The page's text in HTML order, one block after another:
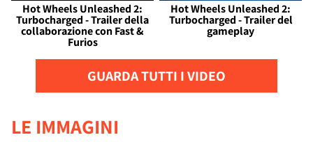
Hot Wheels Unleashed 2:
Turbocharged - Trailer della
collaborazione con Fast &
Furios
Hot Wheels Unleashed 2:
Turbocharged - Trailer del
gameplay
GUARDA TUTTI I VIDEO
LE IMMAGINI